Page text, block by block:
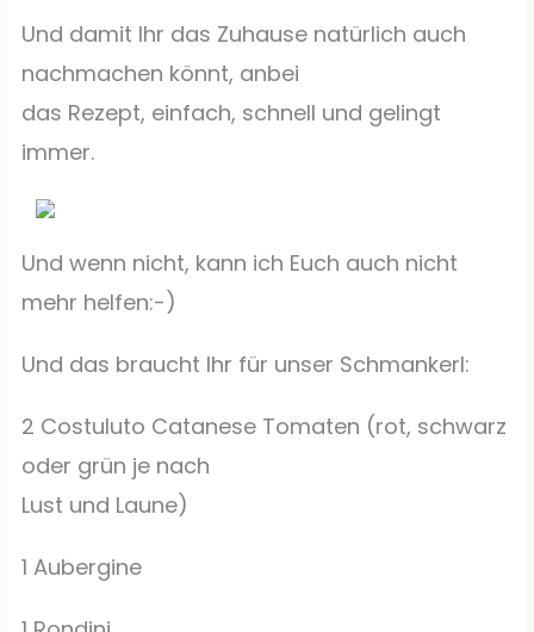
Und damit Ihr das Zuhause natürlich auch
nachmachen könnt, anbei
das Rezept, einfach, schnell und gelingt
immer.
Und wenn nicht, kann ich Euch auch nicht
mehr helfen:-)
Und das braucht Ihr für unser Schmankerl:
2 Costuluto Catanese Tomaten (rot, schwarz
oder grün je nach
Lust und Laune)
1 Aubergine